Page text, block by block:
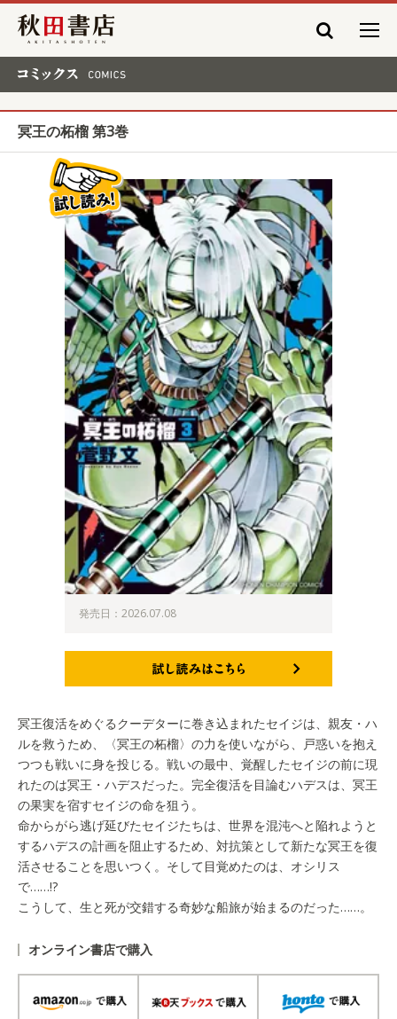
秋田書店
冥王の柘榴 第3巻
発売日：2026.07.08
冥王復活をめぐるクーデターに巻き込まれたセイジは、親友・ハ
ルを救うため、〈冥王の柘榴〉の力を使いながら、戸惑いを抱え
つつも戦いに身を投じる。戦いの最中、覚醒したセイジの前に現
れたのは冥王・ハデスだった。完全復活を目論むハデスは、冥王
の果実を宿すセイジの命を狙う。
命からがら逃げ延びたセイジたちは、世界を混沌へと陥れようと
するハデスの計画を阻止するため、対抗策として新たな冥王を復
活させることを思いつく。そして目覚めたのは、オシリス
で……!?
こうして、生と死が交錯する奇妙な船旅が始まるのだった……。
オンライン書店で購入